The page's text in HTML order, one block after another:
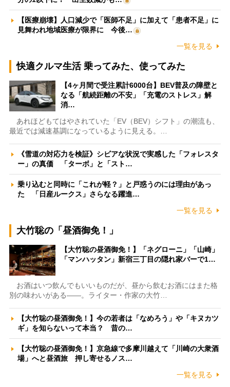
【医療崩壊】人口減少で「医師不足」に加えて「患者不足」に
見舞われ地域医療が限界に 今後…
一覧を見る
快適クルマ生活 乗ってみた、使ってみた
【4ヶ月間で受注累計6000台】BEV普及の障壁と
なる「航続距離の不安」「充電のストレス」解
消…
あれほどもてはやされていた「EV（BEV）シフト」の潮流も、
最近では減速基調になっているように見える。…
《雪道の対応力を検証》シビアな状況で実感した「フォレスタ
ー」の真価 「ターボ」と「スト…
乗り込むと同時に「これが軽？」と戸惑うのには理由があっ
た 「日産ルークス」さらなる躍進…
一覧を見る
大竹聡の「昼酒御免！」
【大竹聡の昼酒御免！】「ネグローニ」「山崎」
「マンハッタン」新宿三丁目の隠れ家バーで1…
お酒はいつ飲んでもいいものだが、昼から飲むお酒にはまた格
別の味わいがある――。ライター・作家の大竹…
【大竹聡の昼酒御免！】今の若者は「なめろう」や「キヌカツ
ギ」を知らないって本当？ 昔の…
【大竹聡の昼酒御免！】京急線で多摩川越えて「川崎の大衆酒
場」へと昼酒旅 押し寄せるノス…
一覧を見る